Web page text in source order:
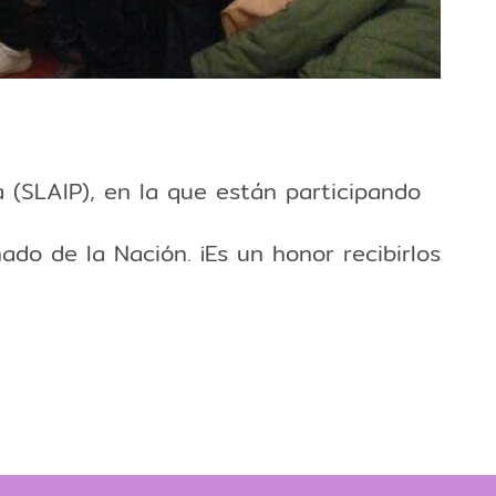
en la que están participando
de la Nación. ¡Es un honor recibirlos